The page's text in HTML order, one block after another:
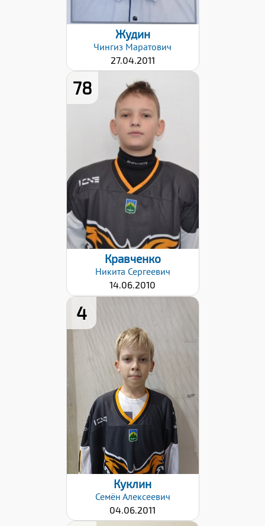
Жудин
Чингиз Маратович
27.04.2011
78
Хват клюшки:
Левый
Дата заявки:
25.10.2022
Кравченко
Никита Сергеевич
14.06.2010
4
Хват клюшки:
Правый
Дата заявки:
25.10.2022
Куклин
Семён Алексеевич
04.06.2011